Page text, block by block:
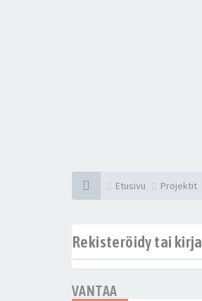
Etusivu Projektit
Rekisteröidy tai
VANTAA